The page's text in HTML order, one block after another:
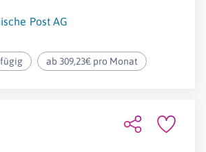
Post AG
ab 309,23€ pro Monat